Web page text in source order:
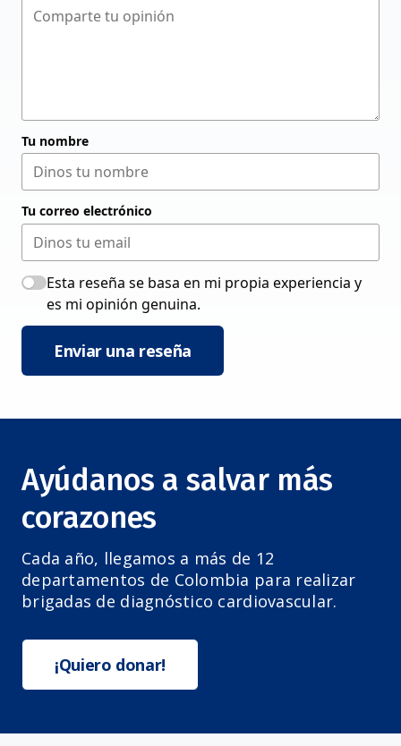
Tu nombre
Tu correo electrónico
Esta reseña se basa en mi propia experiencia y
es mi opinión genuina.
Enviar una reseña
Ayúdanos a salvar más
corazones
Cada año, llegamos a más de 12
departamentos de Colombia para realizar
brigadas de diagnóstico cardiovascular.
¡Quiero donar!